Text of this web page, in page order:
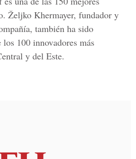
Željko Khermayer, fundador y
también ha sido
100 innovadores más
y del Este.